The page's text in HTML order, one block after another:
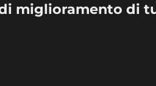
miglioramento di